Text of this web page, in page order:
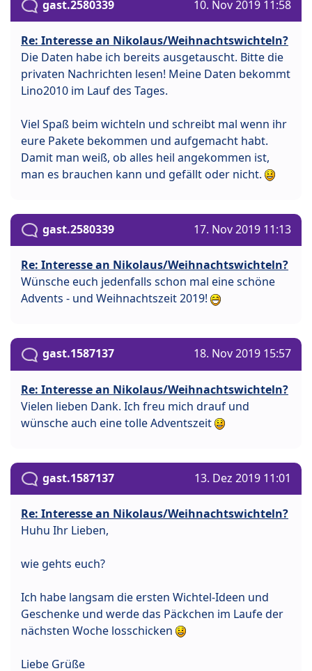
gast.2580339 10. Nov 2019 11:58
Re: Interesse an Nikolaus/Weihnachtswichteln?
Die Daten habe ich bereits ausgetauscht. Bitte die
privaten Nachrichten lesen! Meine Daten bekommt
Lino2010 im Lauf des Tages.
Viel Spaß beim wichteln und schreibt mal wenn ihr
eure Pakete bekommen und aufgemacht habt.
Damit man weiß, ob alles heil angekommen ist,
man es brauchen kann und gefällt oder nicht.
gast.2580339 17. Nov 2019 11:13
Re: Interesse an Nikolaus/Weihnachtswichteln?
Wünsche euch jedenfalls schon mal eine schöne
Advents - und Weihnachtszeit 2019!
gast.1587137 18. Nov 2019 15:57
Re: Interesse an Nikolaus/Weihnachtswichteln?
Vielen lieben Dank. Ich freu mich drauf und
wünsche auch eine tolle Adventszeit
gast.1587137 13. Dez 2019 11:01
Re: Interesse an Nikolaus/Weihnachtswichteln?
Huhu Ihr Lieben,
wie gehts euch?
Ich habe langsam die ersten Wichtel-Ideen und
Geschenke und werde das Päckchen im Laufe der
nächsten Woche losschicken
Liebe Grüße